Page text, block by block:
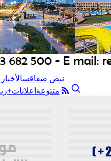
نبض صفاقس
متنوعة اعلانات+